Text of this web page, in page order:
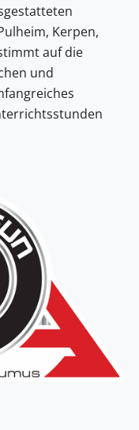
Kerpen,
auf die
und